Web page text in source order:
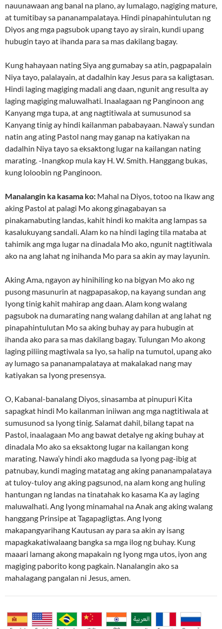
nauunawaan ang banal na plano, ay lumalago, nagiging mature,
at tumitibay sa pananampalataya. Hindi pinapahintulutan ng
Diyos ang mga pagsubok upang tayo ay sirain, kundi upang
hubugin tayo at ihanda para sa mas dakilang bagay.
Kung hahayaan nating Siya ang gumabay sa atin, pagpapalain
Niya tayo, palalayain, at dadalhin kay Jesus para sa kaligtasan.
Hindi laging magiging madali ang daan, ngunit ang resulta ay
laging magiging maluwalhati. Inaalagaan ng Panginoon ang
Kanyang mga tupa, at ang nagtitiwala at sumusunod sa
Kanyang tinig ay hindi kailanman pababayaan. Nawa’y sundan
natin ang ating Pastol nang may ganap na katiyakan na
dadalhin Niya tayo sa eksaktong lugar na kailangan nating
marating. -Inangkop mula kay H. W. Smith. Hanggang bukas,
kung loloobin ng Panginoon.
Manalangin ka kasama ko: Mahal na Diyos, totoo na Ikaw ang
aking Pastol at palagi Mo akong ginagabayan sa
pinakamabuting landas, kahit hindi ko makita ang lampas sa
kasalukuyang sandali. Alam ko na hindi laging tila mataba at
tahimik ang mga lugar na dinadala Mo ako, ngunit nagtitiwala
ako na ang lahat ng inihanda Mo para sa akin ay may layunin.
Aking Ama, ngayon ay hinihiling ko na bigyan Mo ako ng
pusong masunurin at nagpapasakop, na kayang sundan ang
Iyong tinig kahit mahirap ang daan. Alam kong walang
pagsubok na dumarating nang walang dahilan at ang lahat ng
pinapahintulutan Mo sa aking buhay ay para hubugin at
ihanda ako para sa mas dakilang bagay. Tulungan Mo akong
laging piliing magtiwala sa Iyo, sa halip na tumutol, upang ako
ay lumago sa pananampalataya at makalakad nang may
katiyakan sa Iyong presensya.
O, Kabanal-banalang Diyos, sinasamba at pinupuri Kita
sapagkat hindi Mo kailanman iniiwan ang mga nagtitiwala at
sumusunod sa Iyong tinig. Salamat dahil, bilang tapat na
Pastol, inaalagaan Mo ang bawat detalye ng aking buhay at
dinadala Mo ako sa eksaktong lugar na kailangan kong
marating. Nawa’y hindi ako magduda sa Iyong pag-ibig at
patnubay, kundi maging matatag ang aking pananampalataya
at tuloy-tuloy ang aking pagsunod, na alam kong ang huling
hantungan ng landas na tinatahak ko kasama Ka ay laging
maluwalhati. Ang Iyong minamahal na Anak ang aking walang
hanggang Prinsipe at Tagapagligtas. Ang Iyong
makapangyarihang Kautusan ay para sa akin ay isang
mapagkakatiwalaang bangka sa mga ilog ng buhay. Kung
maaari lamang akong mapakain ng Iyong mga utos, iyon ang
magiging paborito kong pagkain. Nanalangin ako sa
mahalagang pangalan ni Jesus, amen.